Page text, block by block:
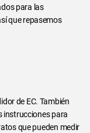
para las
que repasemos
de EC. También
instrucciones para
que pueden medir